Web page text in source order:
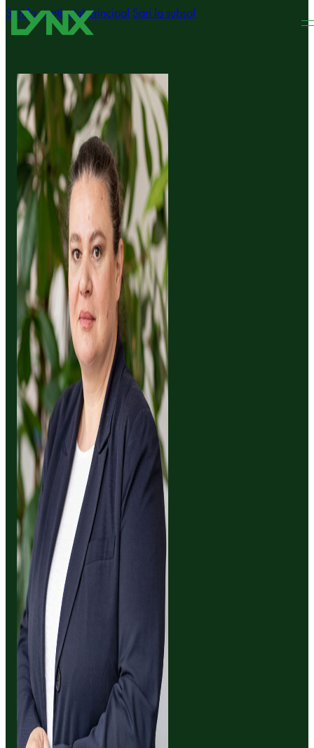
Sari la conținutul principal Sari la subsol